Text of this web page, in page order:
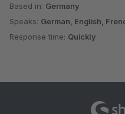
documents: go to
Based in: Germany
Speaks: German, English,
Response time: Quickly